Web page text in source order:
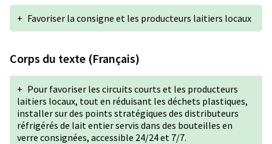
+ Favoriser la consigne et les producteurs laitiers locaux
Corps du texte (Français)
+ Pour favoriser les circuits courts et les producteurs
laitiers locaux, tout en réduisant les déchets plastiques,
installer sur des points stratégiques des distributeurs
réfrigérés de lait entier servis dans des bouteilles en
verre consignées, accessible 24/24 et 7/7.